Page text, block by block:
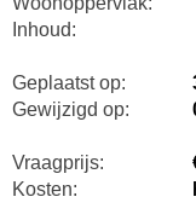
Inhoud:
Geplaatst op:
Gewijzigd op:
Vraagprijs:
Kosten: